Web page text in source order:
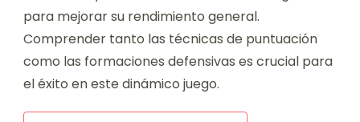
para mejorar su rendimiento general.
Comprender tanto las técnicas de puntuación
como las formaciones defensivas es crucial para
el éxito en este dinámico juego.